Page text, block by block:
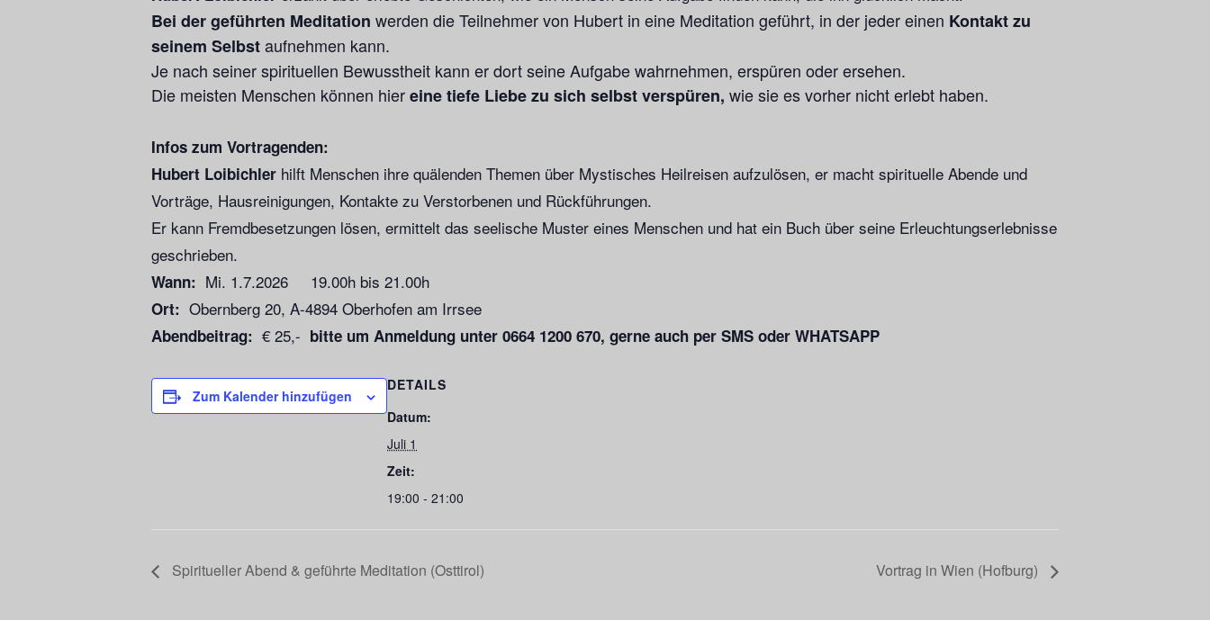
Bei der geführten Meditation werden die Teilnehmer von Hubert in eine Meditation geführt, in der jeder einen Kontakt zu
seinem Selbstaufnehmen kann.
Je nach seiner spirituellen Bewusstheit kann er dort seine Aufgabe wahrnehmen, erspüren oder ersehen.
Die meisten Menschen können hiereine tiefe Liebe zu sich selbst verspüren, wie sie es vorher nicht erlebt haben.
Infos zum Vortragenden:
Hubert Loibichler hilft Menschen ihre quälenden Themen über Mystisches Heilreisen aufzulösen, er macht spirituelle Abende und
Vorträge, Hausreinigungen, Kontakte zu Verstorbenen und Rückführungen.
Er kann Fremdbesetzungen lösen, ermittelt das seelische Muster eines Menschen und hat ein Buch über seine Erleuchtungserlebnisse
geschrieben.
Wann: Mi. 1.7.2026 19.00h bis 21.00h
Ort: Obernberg 20, A-4894 Oberhofen am Irrsee
Abendbeitrag: € 25,- bitte um Anmeldung unter 0664 1200 670, gerne auch per SMS oder WHATSAPP
Zum Kalender hinzufügen
DETAILS
Datum:
Juli 1
Zeit:
19:00 - 21:00
Spiritueller Abend & geführte Meditation (Osttirol) Vortrag in Wien (Hofburg)